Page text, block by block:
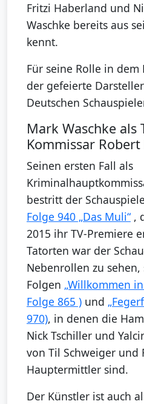
Fritzi Haberland und
Waschke bereits aus
kennt.
Für seine Rolle in dem
der gefeierte
Deutschen
Mark Waschke als
Kommissar
Seinen ersten Fall als
bestritt der
Folge 940 „Das Muli“ ,
2015 ihr TV-Premiere
Tatorten war der
Nebenrollen zu
Folgen „Willkommen
Folge 865 ) und
970), in denen die
Nick Tschiller und
von Til Schweiger und
Hauptermittler sind.
Der Künstler ist auch